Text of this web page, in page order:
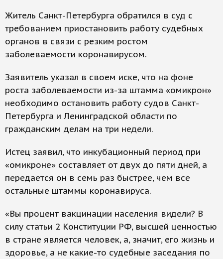
Житель Санкт-Петербурга обратился в суд с
требованием приостановить работу судебных
органов в связи с резким ростом
заболеваемости коронавирусом.
Заявитель указал в своем иске, что на фоне
роста заболеваемости из-за штамма «омикрон»
необходимо остановить работу судов Санкт-
Петербурга и Ленинградской области по
гражданским делам на три недели.
Истец заявил, что инкубационный период при
«омикроне» составляет от двух до пяти дней, а
передается он в семь раз быстрее, чем все
остальные штаммы коронавируса.
«Вы процент вакцинации населения видели? В
силу статьи 2 Конституции РФ, высшей ценностью
в стране является человек, а, значит, его жизнь и
здоровье, а не какие-то судебные заседания по